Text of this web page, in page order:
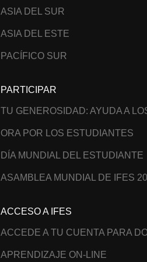
ASIA DEL SUR
ASIA DEL ESTE
PACÍFICO SUR
PARTICIPAR
TU GENEROSIDAD: AYUDA A
ORA POR LOS ESTUDIANTES
DÍA MUNDIAL DEL ESTUDIANTE
ASAMBLEA MUNDIAL DE IFES
ACCESO A IFES
ACCEDE A TU CUENTA PARA
APRENDIZAJE ON-LINE